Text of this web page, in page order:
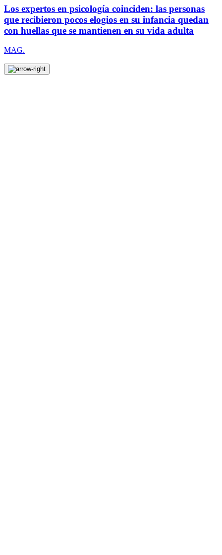
Los expertos en psicología coinciden: las personas
que recibieron pocos elogios en su infancia quedan
con huellas que se mantienen en su vida adulta
MAG.